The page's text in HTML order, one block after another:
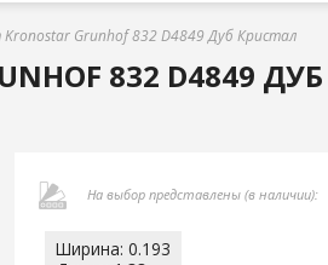
Grunhof 832 D4849 Дуб Кристал
832 D4849
На выбор представлены (в наличии):
Ширина: 0.193